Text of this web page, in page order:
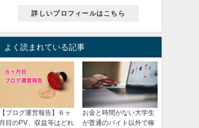
詳しいプロフィールはこちら
よく読まれている記事
【ブログ運営報告】６ヶ
月目のPV、収益等はどれ
お金と時間がない大学生
が普通のバイト以外で稼